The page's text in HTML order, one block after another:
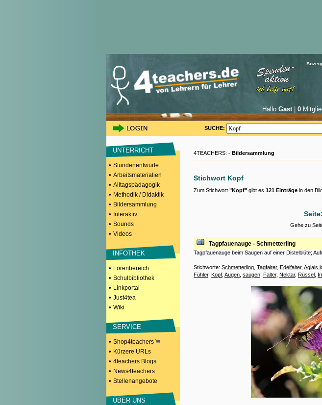
Hallo Gast| 0
SUCHE:
UNTERRICHT
• Stundenentwürfe
• Arbeitsmaterialien
• Alltagspädagogik
• Methodik / Didaktik
• Bildersammlung
• Interaktiv
• Sounds
• Videos
INFOTHEK
• Forenbereich
• Schulbibliothek
• Linkportal
• Just4tea
• Wiki
SERVICE
• Shop4teachers
• Kürzere URLs
• 4teachers Blogs
• News4teachers
• Stellenangebote
ÜBER UNS
4TEACHERS: - Bildersammlung
Stichwort Kopf
Zum Stichwort "Kopf" gibt es 121 Einträge in den
Gehe zu
Tagpfauenauge - Schmetterling
Tagpfauenauge beim Saugen auf einer Distelblüte;
Stichworte: Schmetterling Tagfalter, Edelfalter, Aglais
Fühler, Kopf Augen saugen Falter, Nektar, Rüssel